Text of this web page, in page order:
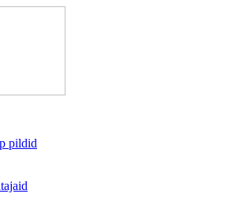
pildid